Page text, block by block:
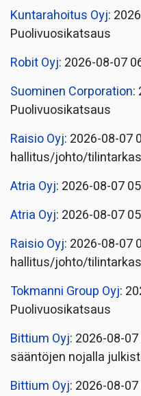
Kuntarahoitus Oyj:
Puolivuosikatsaus
Robit Oyj: 2026-08-07
Suominen Corporation:
Puolivuosikatsaus
Raisio Oyj: 2026-08-07
hallitus/johto/
Atria Oyj: 2026-08-07
Atria Oyj: 2026-08-07
Raisio Oyj: 2026-08-07
hallitus/johto/
Tokmanni Group Oyj:
Puolivuosikatsaus
Bittium Oyj: 2026-08-
sääntöjen nojalla
Bittium Oyj: 2026-08-